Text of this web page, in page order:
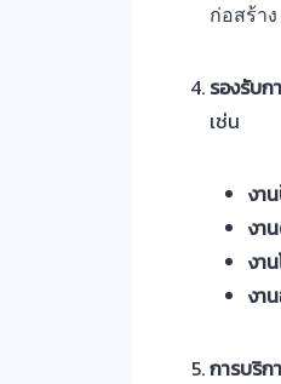
ก่อสร้า
รองรับก
เช่น
งา
งา
งา
งา
การบริก